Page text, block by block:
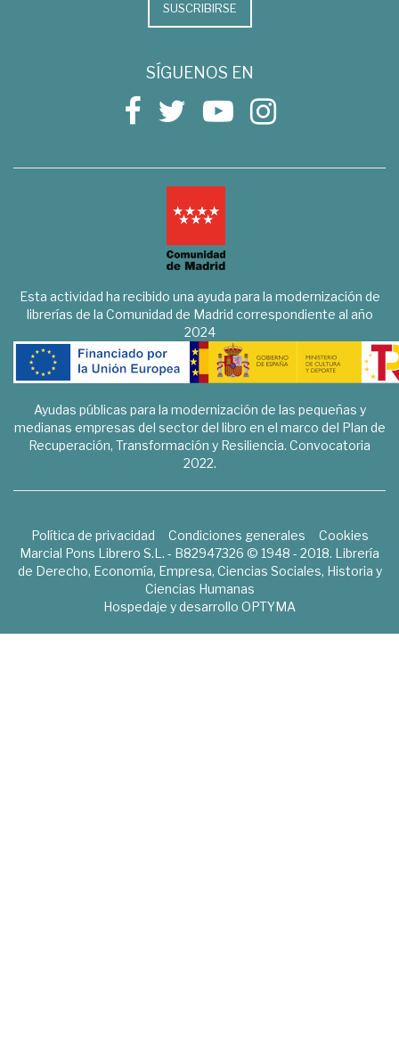
SUSCRIBIRSE
SÍGUENOS EN
Esta actividad ha recibido una ayuda para la modernización de
librerías de la Comunidad de Madrid correspondiente al año
2024
Ayudas públicas para la modernización de las pequeñas y
medianas empresas del sector del libro en el marco del Plan de
Recuperación, Transformación y Resiliencia. Convocatoria
2022.
Política de privacidad Condiciones generales
Cookies
Marcial Pons Librero S.L. - B82947326 © 1948 - 2018. Librería
de Derecho, Economía, Empresa, Ciencias Sociales, Historia y
Ciencias Humanas
Hospedaje y desarrollo OPTYMA